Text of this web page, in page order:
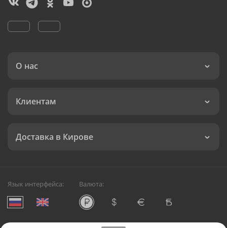
О нас
Клиентам
Доставка в Кирове
Язык интерфейса: Валюта: